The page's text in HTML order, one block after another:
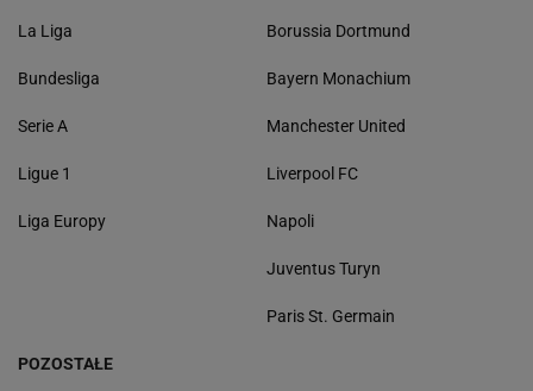
La Liga
Bundesliga
Serie A
Ligue 1
Liga Europy
Borussia Dortmund
Bayern Monachium
Manchester United
Liverpool FC
Napoli
Juventus Turyn
Paris St. Germain
POZOSTAŁE